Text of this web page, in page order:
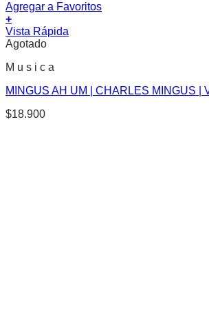
Agregar a Favoritos
+
Vista Rápida
Agotado
M u s i c a
MINGUS AH UM | CHARLES MINGUS |
$18.900